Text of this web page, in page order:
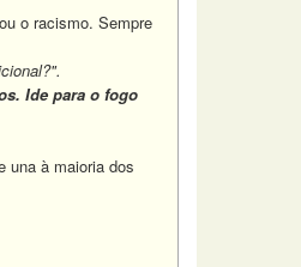
o racismo. Sempre
Ide para o fogo
à maioria dos